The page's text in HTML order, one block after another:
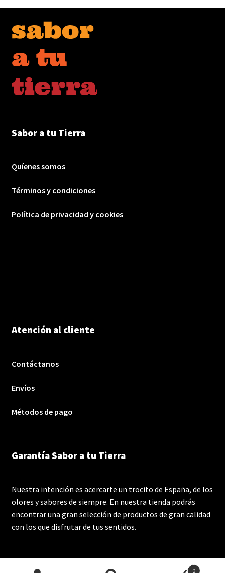
Sabor a tu Tierra
Quíenes somos
Términos y condiciones
Política de privacidad y cookies
Atención al cliente
Contáctanos
Envíos
Métodos de pago
Garantía Sabor a tu Tierra
Nuestra intención es acercarte un trocito de España, de los
olores y sabores de siempre. En nuestra tienda podrás
encontrar una gran selección de productos de gran calidad
con los que disfrutar de tus sentidos.
0